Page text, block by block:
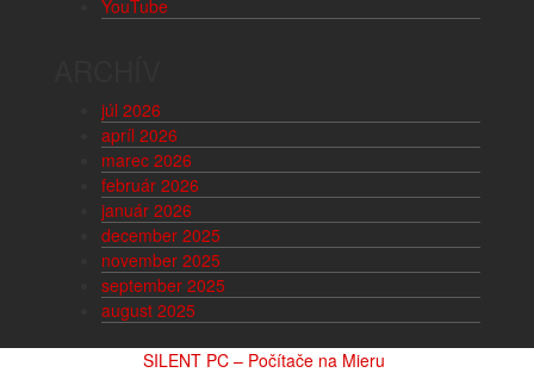
YouTube
júl 2026
apríl 2026
marec 2026
február 2026
január 2026
december 2025
november 2025
september 2025
august 2025
SILENT PC – Počítače na Mieru